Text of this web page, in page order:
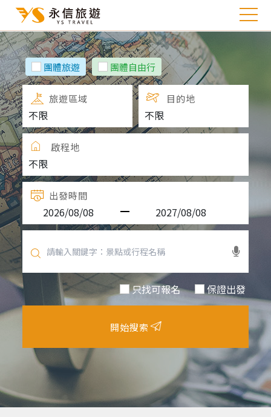
團體旅遊 團體自由行
旅遊區域 目的地
啟程地
出發時間
只找可報名 保證出發
開始搜索